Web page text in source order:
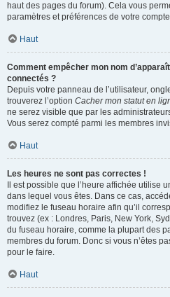
haut des pages du forum). Cela vous
paramètres et préférences de votre
Haut
Comment empêcher mon nom
connectés ?
Depuis votre panneau de l’utilisateur,
trouverez l’option Cacher mon statut en
ne serez visible que par les
Vous serez compté parmi les membres
Haut
Les heures ne sont pas correctes !
Il est possible que l’heure affichée utilise
dans lequel vous êtes. Dans ce cas,
modifiez le fuseau horaire afin qu’il
trouvez (ex : Londres, Paris, New York,
du fuseau horaire, comme la plupart des
membres du forum. Donc si vous n’êtes
pour le faire.
Haut